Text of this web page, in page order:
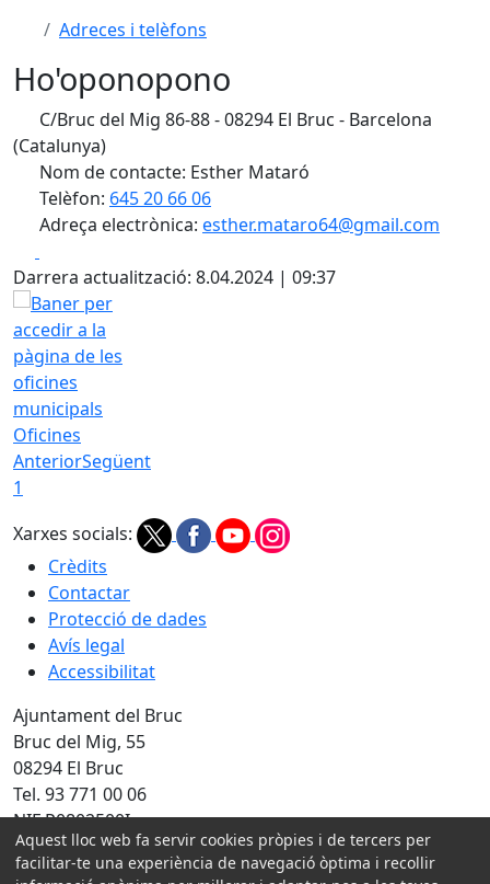
Adreces i telèfons
Ho'oponopono
C/Bruc del Mig 86-88 - 08294 El Bruc - Barcelona
(Catalunya)
Nom de contacte: Esther Mataró
Telèfon: 645 20 66 06
Adreça electrònica: esther.mataro64@gmail.com
Darrera actualització: 8.04.2024 | 09:37
Oficines
AnteriorSegüent
1
Xarxes socials:
Crèdits
Contactar
Protecció de dades
Avís legal
Accessibilitat
Ajuntament del Bruc
Bruc del Mig, 55
08294 El Bruc
Tel. 93 771 00 06
NIF P0802500I
Amb la col·laboració de:
Aquest lloc web fa servir cookies pròpies i de tercers per
facilitar-te una experiència de navegació òptima i recollir